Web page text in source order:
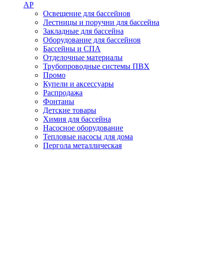
AP
Освещение для бассейнов
Лестницы и поручни для бассейна
Закладные для бассейна
Оборудование для бассейнов
Бассейны и СПА
Отделочные материалы
Трубопроводные системы ПВХ
Промо
Купели и аксессуары
Распродажа
Фонтаны
Детские товары
Химия для бассейна
Насосное оборудование
Тепловые насосы для дома
Пергола металлическая